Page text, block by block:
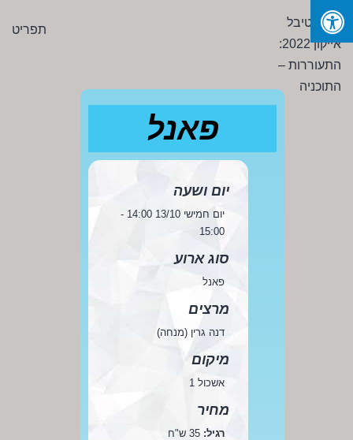
Skip
content
פסטיבל
אייקון
2022:
התעוררות
תפריט
פאנל
יום ושעה
יום חמישי 13/10 14:00 -
15:00
סוג ארוע
פאנל
מרצים
דנה גרין (מנחה)
מיקום
אשכול 1
מחיר
רגיל: